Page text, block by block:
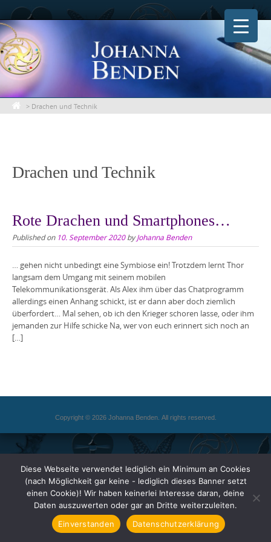
Skip
to
content
> Drachen und Technik
Drachen und Technik
Rote Drachen und Smartphones…
Published on 10. September 2020byJohanna Benden
… gehen nicht unbedingt eine Symbiose ein! Trotzdem lernt Thor
langsam dem Umgang mit seinem mobilen
Telekommunikationsgerät. Als Alex ihm über das Chatprogramm
allerdings einen Anhang schickt, ist er dann aber doch ziemlich
überfordert… Mal sehen, ob ich den Krieger schoren lasse, oder ihm
jemanden zur Hilfe schicke Na, wer von euch erinnert sich noch an
[…]
Copyright © 2026 Johanna Benden. All rights reserved.
Diese Webseite verwendet lediglich ein Minimum an Cookies
(nach Möglichkeit gar keine - lediglich dieses Banner setzt
einen Cookie)! Wir haben keinerlei Interesse daran, deine
Daten auszuwerten oder gar an Dritte weiterzuleiten.
Einverstanden
Datenschutzerklärung